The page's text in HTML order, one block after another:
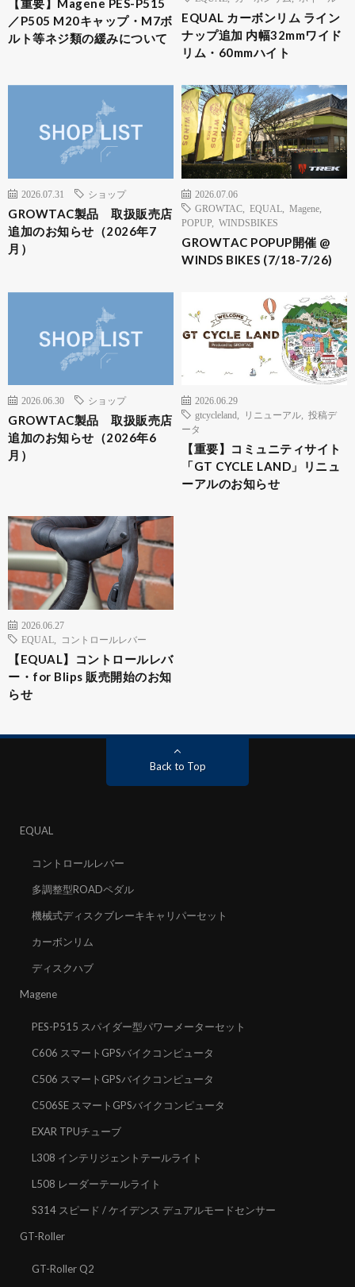
【重要】Magene PES-P515
／P505 M20キャップ・M7ボ
ルト等ネジ類の緩みについて
EQUAL カーボンリム ライン
ナップ追加 内幅32mmワイド
リム・60mmハイト
2026.07.31 ショップ
GROWTAC製品 取扱販売店
追加のお知らせ（2026年7
月）
2026.07.06
GROWTAC
EQUAL Magene
POPUP
WINDSBIKES
GROWTAC POPUP開催 @
WINDS BIKES (7/18-7/26)
2026.06.30 ショップ
GROWTAC製品 取扱販売店
追加のお知らせ（2026年6
月）
2026.06.29
gtcycleland
リニューアル
投稿デ
ータ
【重要】コミュニティサイト
「GT CYCLE LAND」リニュ
ーアルのお知らせ
2026.06.27
EQUAL
コントロールレバー
【EQUAL】コントロールレバ
ー・for Blips 販売開始のお知
らせ
Back to Top
EQUAL
コントロールレバー
多調整型ROADペダル
機械式ディスクブレーキキャリパーセット
カーボンリム
ディスクハブ
Magene
PES-P515 スパイダー型パワーメーターセット
C606 スマートGPSバイクコンピュータ
C506 スマートGPSバイクコンピュータ
C506SE スマートGPSバイクコンピュータ
EXAR TPUチューブ
L308 インテリジェントテールライト
L508 レーダーテールライト
S314 スピード / ケイデンス デュアルモードセンサー
GT-Roller
GT-Roller Q2